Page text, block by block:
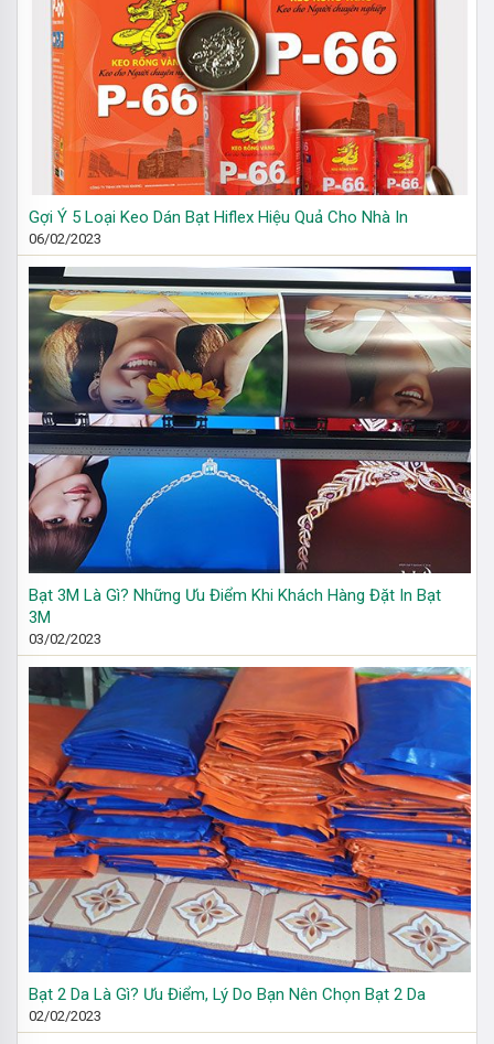
Gợi Ý 5 Loại Keo Dán Bạt Hiflex Hiệu Quả Cho Nhà In
06/02/2023
Bạt 3M Là Gì? Những Ưu Điểm Khi Khách Hàng Đặt In Bạt
3M
03/02/2023
Bạt 2 Da Là Gì? Ưu Điểm, Lý Do Bạn Nên Chọn Bạt 2 Da
02/02/2023